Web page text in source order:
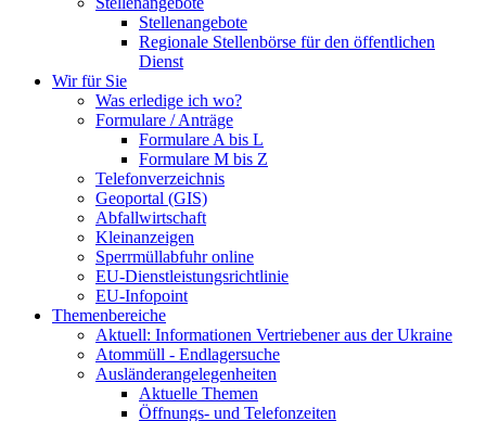
Stellenangebote
Regionale Stellenbörse für den öffentlichen
Dienst
Wir für Sie
Was erledige ich wo?
Formulare / Anträge
Formulare A bis L
Formulare M bis Z
Telefonverzeichnis
Geoportal (GIS)
Abfallwirtschaft
Kleinanzeigen
Sperrmüllabfuhr online
EU-Dienstleistungsrichtlinie
EU-Infopoint
Themenbereiche
Aktuell: Informationen Vertriebener aus der Ukraine
Atommüll - Endlagersuche
Ausländerangelegenheiten
Aktuelle Themen
Öffnungs- und Telefonzeiten